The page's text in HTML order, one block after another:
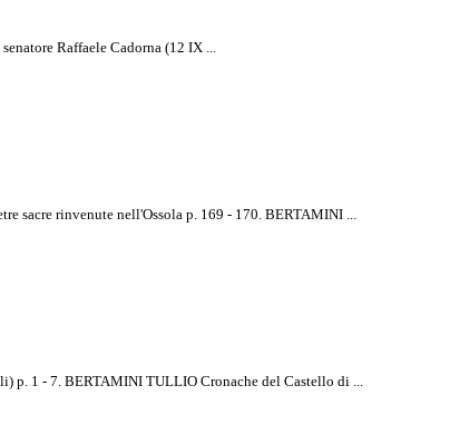
Bertamini
Raffaele Cadorna (12 IX ...
sacre rinvenute nell'Ossola p. 169 - 170. BERTAMINI ...
1 - 7. BERTAMINI TULLIO Cronache del Castello di ...